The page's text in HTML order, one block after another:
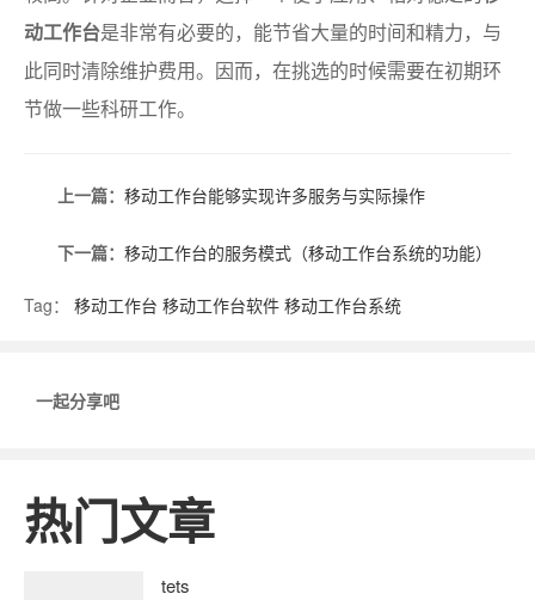
动工作台是非常有必要的，能节省大量的时间和精力，与
此同时清除维护费用。因而，在挑选的时候需要在初期环
节做一些科研工作。
上一篇： 移动工作台能够实现许多服务与实际操作
下一篇： 移动工作台的服务模式（移动工作台系统的功能）
Tag： 移动工作台 移动工作台软件 移动工作台系统
一起分享吧
热门文章
tets